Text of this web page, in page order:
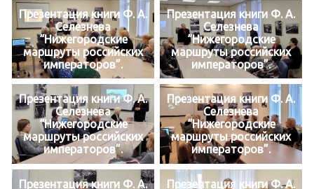
Презентация книги Ф. А.
Селезнева
“Нижегородские
маршруты российских
императоров”.
Презентация книги Ф. А.
Селезнева
“Нижегородские
маршруты российских
императоров”.
Презентация книги Ф. А.
Селезнева
“Нижегородские
маршруты российских
императоров”.
Презентация книги Ф. А.
Селезнева
“Нижегородские
маршруты российских
императоров”.
Презентация книги Ф. А.
Презентация книги Ф. А.